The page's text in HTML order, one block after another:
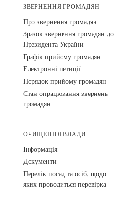
ЗВЕРНЕННЯ ГРОМАДЯН
Про звернення громадян
Зразок звернення громадян до
Президента України
Графік прийому громадян
Електронні петиції
Порядок прийому громадян
Стан опрацювання звернень
громадян
ОЧИЩЕННЯ ВЛАДИ
Інформація
Документи
Перелік посад та осіб, щодо
яких проводиться перевірка